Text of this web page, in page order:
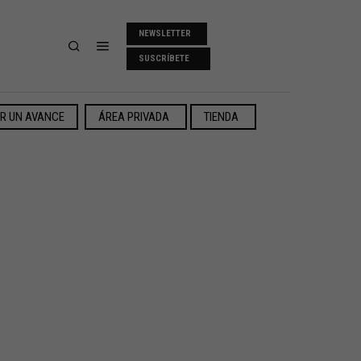
NEWSLETTER
SUSCRÍBETE
UN AVANCE ÁREA PRIVADA TIENDA